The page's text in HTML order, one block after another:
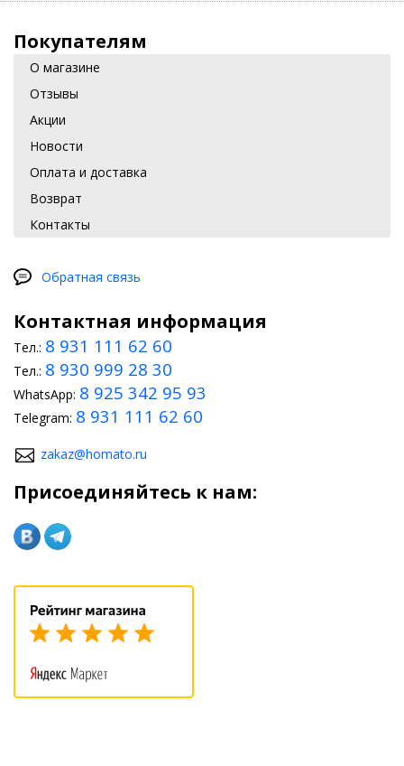
Покупателям
О магазине
Отзывы
Акции
Новости
Оплата и доставка
Возврат
Контакты
Обратная связь
Контактная информация
Тел.: 8 931 111 62 60
Тел.: 8 930 999 28 30
WhatsApp: 8 925 342 95 93
Telegram: 8 931 111 62 60
zakaz@homato.ru
Присоединяйтесь к нам: